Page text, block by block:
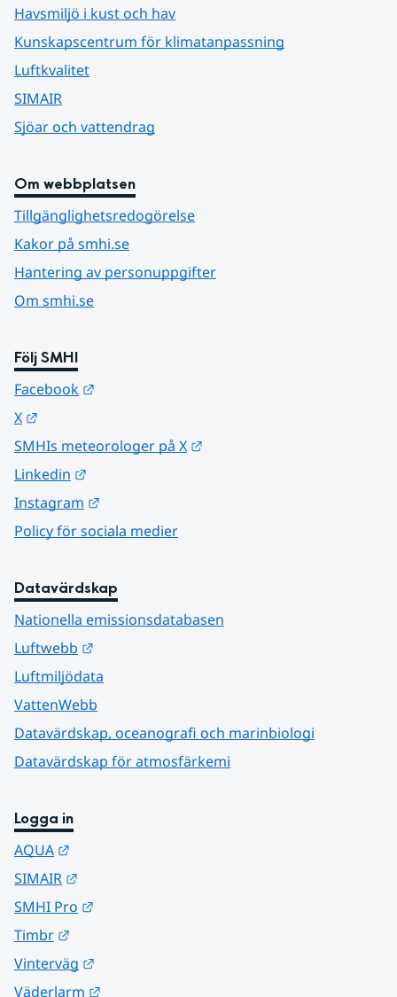
Havsmiljö i kust och hav
Kunskapscentrum för klimatanpassning
Luftkvalitet
SIMAIR
Sjöar och vattendrag
Om webbplatsen
Tillgänglighetsredogörelse
Kakor på smhi.se
Hantering av personuppgifter
Om smhi.se
Följ SMHI
Facebook
X
SMHIs meteorologer på X
Linkedin
Instagram
Policy för sociala medier
Datavärdskap
Nationella emissionsdatabasen
Luftwebb
Luftmiljödata
VattenWebb
Datavärdskap, oceanografi och marinbiologi
Datavärdskap för atmosfärkemi
Logga in
AQUA
SIMAIR
SMHI Pro
Timbr
Vinterväg
Väderlarm